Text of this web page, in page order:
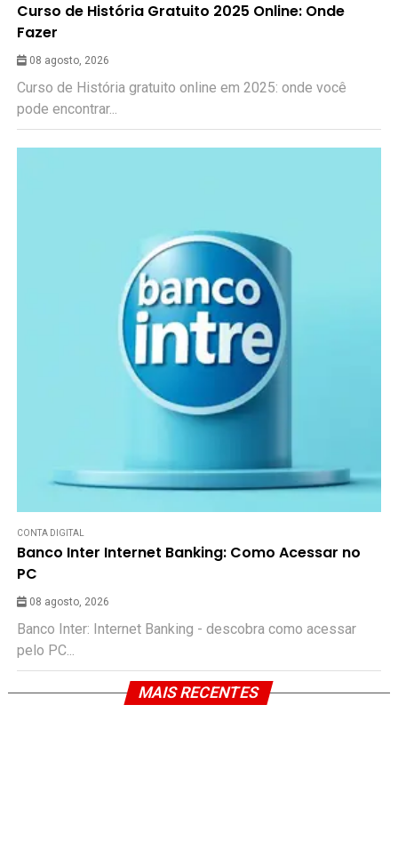
Curso de História Gratuito 2025 Online: Onde
Fazer
08 agosto, 2026
Curso de História gratuito online em 2025: onde você
pode encontrar...
CONTA DIGITAL
Banco Inter Internet Banking: Como Acessar no
PC
08 agosto, 2026
Banco Inter: Internet Banking - descobra como acessar
pelo PC...
MAIS RECENTES